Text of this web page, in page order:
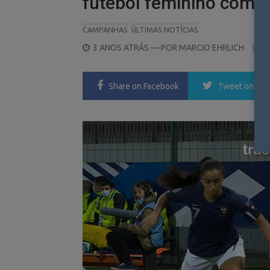
CAMPANHAS ÚLTIMAS NOTÍCIAS
POSTED
3 ANOS ATRÁS — POR MARCIO EHRLICH
Share on Facebook Tweet on